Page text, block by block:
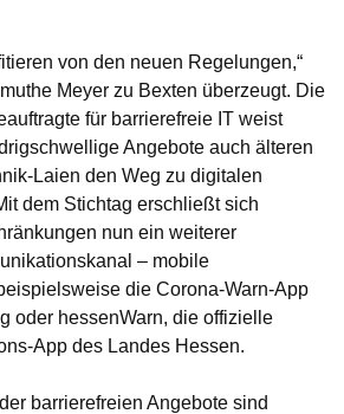
von den neuen Regelungen,“
Meyer zu Bexten überzeugt. Die
für barrierefreie IT weist
Angebote auch älteren
Laien den Weg zu digitalen
dem Stichtag erschließt sich
nun ein weiterer
– mobile
die Corona-Warn-App
oder hessenWarn, die offizielle
App des Landes Hessen.
barrierefreien Angebote sind